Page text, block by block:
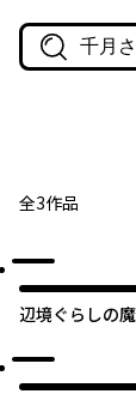
作品名・作
全3作品
辺境ぐらしの